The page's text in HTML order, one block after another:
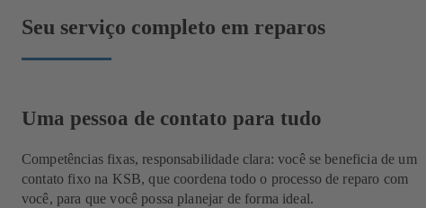
Seu serviço completo em reparos
Uma pessoa de contato para tudo
Competências fixas, responsabilidade clara: você se beneficia de um
contato fixo na KSB, que coordena todo o processo de reparo com
você, para que você possa planejar de forma ideal.